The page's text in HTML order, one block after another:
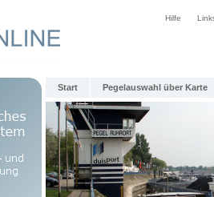
Hilfe
Start Pegelauswahl über Karte